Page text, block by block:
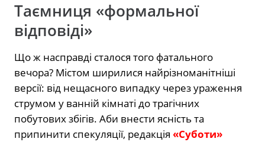
Таємниця «формальної
відповіді»
Що ж насправді сталося того фатального
вечора? Містом ширилися найрізноманітніші
версії: від нещасного випадку через ураження
струмом у ванній кімнаті до трагічних
побутових збігів. Аби внести ясність та
припинити спекуляції, редакція «Суботи»